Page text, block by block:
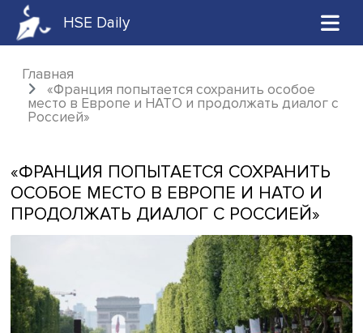
HSE Daily
Главная
«Франция попытается сохранить особое
место в Европе и НАТО и продолжать
«ФРАНЦИЯ ПОПЫТАЕТСЯ
ОСОБОЕ МЕСТО В ЕВРОПЕ И НАТО
ПРОДОЛЖАТЬ ДИАЛОГ С